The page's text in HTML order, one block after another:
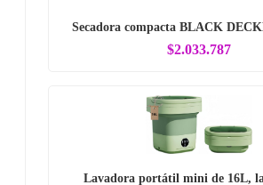
Secadora compacta BLACK
$2.033.787
Lavadora portátil mini de 16L,